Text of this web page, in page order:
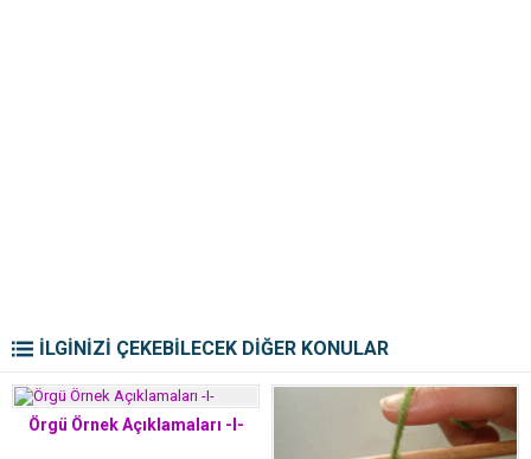
İLGİNİZİ ÇEKEBİLECEK DİĞER KONULAR
Örgü Örnek Açıklamaları -I-